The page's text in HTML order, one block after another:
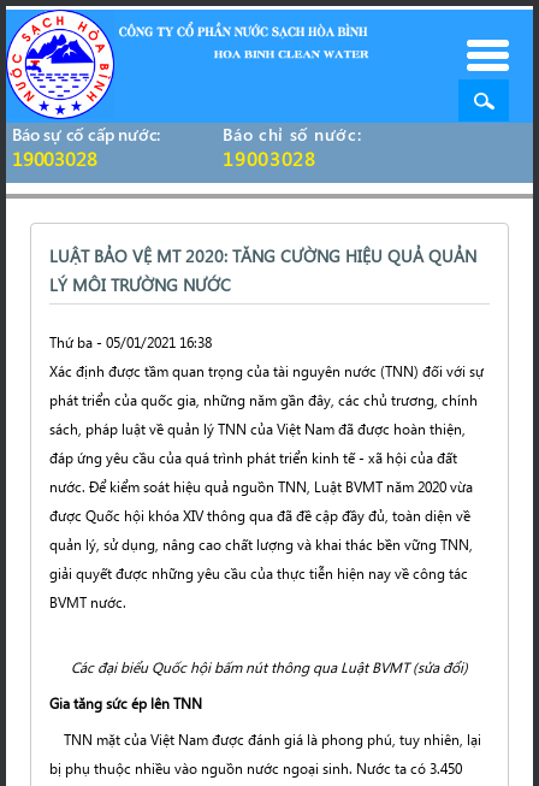
Báo sự cố cấp nước:
19003028
Báo chỉ số nước:
19003028
LUẬT BẢO VỆ MT 2020: TĂNG CƯỜNG HIỆU QUẢ QUẢN
LÝ MÔI TRƯỜNG NƯỚC
Thứ ba - 05/01/2021 16:38
Xác định được tầm quan trọng của tài nguyên nước (TNN) đối với sự
phát triển của quốc gia, những năm gần đây, các chủ trương, chính
sách, pháp luật về quản lý TNN của Việt Nam đã được hoàn thiện,
đáp ứng yêu cầu của quá trình phát triển kinh tế - xã hội của đất
nước. Để kiểm soát hiệu quả nguồn TNN, Luật BVMT năm 2020 vừa
được Quốc hội khóa XIV thông qua đã đề cập đầy đủ, toàn diện về
quản lý, sử dụng, nâng cao chất lượng và khai thác bền vững TNN,
giải quyết được những yêu cầu của thực tiễn hiện nay về công tác
BVMT nước.
Các đại biểu Quốc hội bấm nút thông qua Luật BVMT (sửa đổi)
Gia tăng sức ép lên TNN
TNN mặt của Việt Nam được đánh giá là phong phú, tuy nhiên, lại
bị phụ thuộc nhiều vào nguồn nước ngoại sinh. Nước ta có 3.450